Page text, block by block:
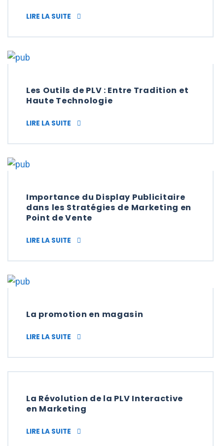
LIRE LA SUITE LES SUPPORTS DE COMMUNICATION PLV
Les Outils de PLV : Entre Tradition et
Haute Technologie
LIRE LA SUITE LES OUTILS DE PLV : ENTRE TRADITION ET
Importance du Display Publicitaire
dans les Stratégies de Marketing en
Point de Vente
LIRE LA SUITE IMPORTANCE DU DISPLAY PUBLICITAIRE
La promotion en magasin
LIRE LA SUITE LA PROMOTION EN MAGASIN
La Révolution de la PLV Interactive
en Marketing
LIRE LA SUITE LA RÉVOLUTION DE LA PLV INTERACTIVE